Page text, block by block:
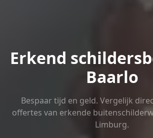
Erkend
Baarlo
Bespaar tijd en geld. Vergelijk
offertes van erkende
Limburg.